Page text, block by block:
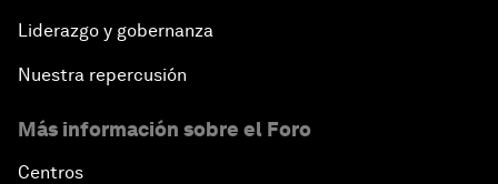
Liderazgo y gobernanza
Nuestra repercusión
Más información sobre el Foro
Centros